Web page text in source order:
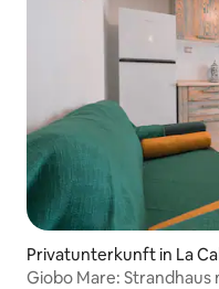
Privatunterkunft in La
Giobo Mare: